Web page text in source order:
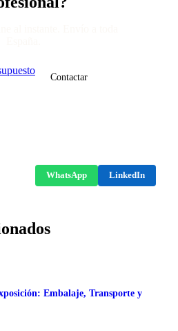
Contactar
WhatsApp LinkedIn
Embalaje, Transporte y